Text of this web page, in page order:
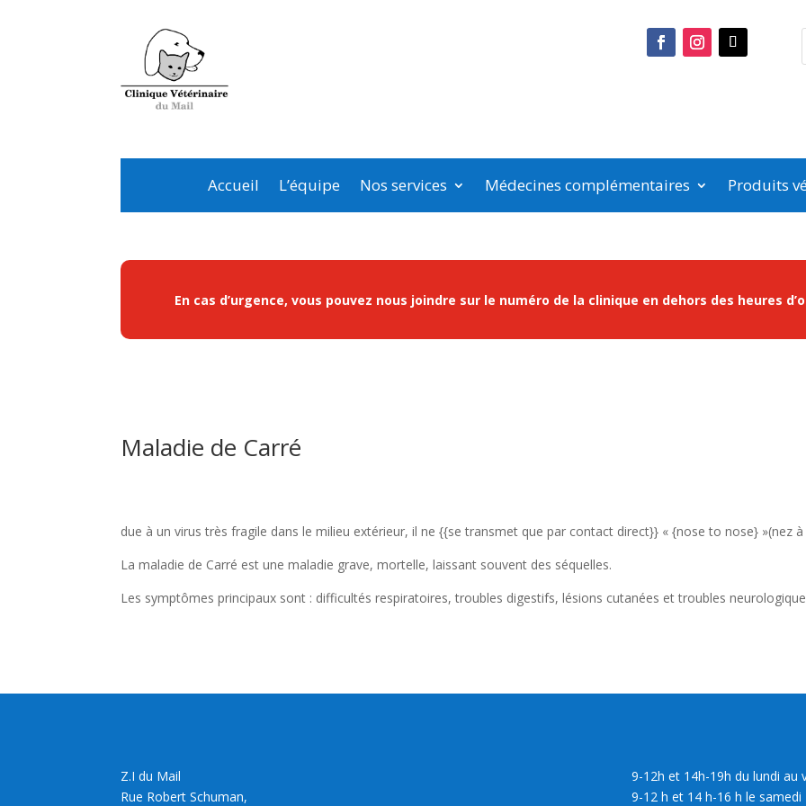
Accueil L’équipe Nos services Médecines complémentaires Produits
En cas d’urgence, vous pouvez nous joindre sur le numéro de la clinique en dehors des heures
Maladie de Carré
due à un virus très fragile dans le milieu extérieur, il ne {{se transmet que par contact direct}} « {nose to nose} »(nez à
La maladie de Carré est une maladie grave, mortelle, laissant souvent des séquelles.
Les symptômes principaux sont : difficultés respiratoires, troubles digestifs, lésions cutanées et troubles
Z.I du Mail
Rue Robert Schuman,
9-12h et 14h-19h du lundi au
9-12 h et 14 h-16 h le samedi